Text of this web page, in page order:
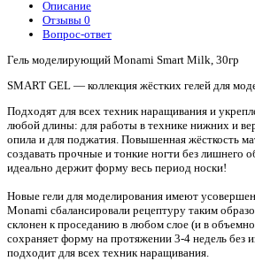
Описание
Отзывы 0
Вопрос-ответ
Гель моделирующий Monami Smart Milk, 30гр
SMART GEL — коллекция жёстких гелей для
Подходят для всех техник наращивания и
любой длины: для работы в технике нижних и
опила и для поджатия. Повышенная жёсткость
создавать прочные и тонкие ногти без лишнего
идеально держит форму весь период носки!
Новые гели для моделирования имеют
Monami сбалансировали рецептуру таким
склонен к проседанию в любом слое (и в
сохраняет форму на протяжении 3-4 недель без
подходит для всех техник наращивания.